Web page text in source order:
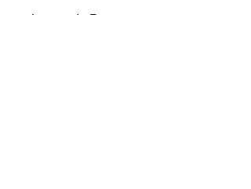
​Le mot de Pucette : pour cette